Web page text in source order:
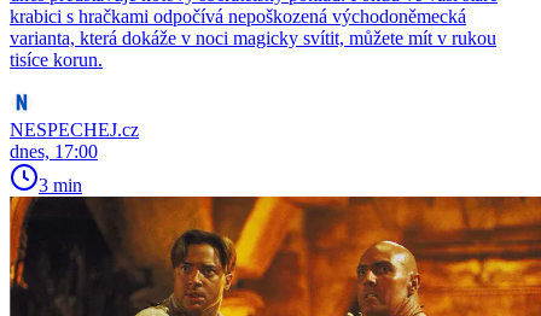
krabici s hračkami odpočívá nepoškozená východoněmecká
varianta, která dokáže v noci magicky svítit, můžete mít v rukou
tisíce korun.
NESPECHEJ.cz
dnes, 17:00
3 min